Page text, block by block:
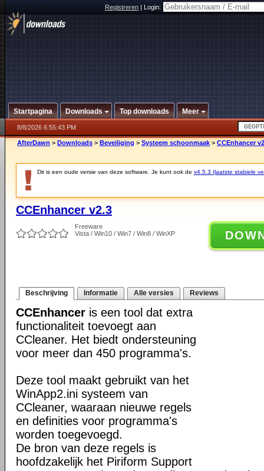
Registreren|Login:
Startpagina Downloads Top downloads Meer
8/8/2026 6:55:43 PM
AfterDawn > Downloads > Beveiliging > Systeem schoonmaak > CCEnhancer
Dit is een oude versie van deze software. Je kunt ook de v4.5.3 (laatste stabiele
CCEnhancer v2.3
Freeware
Vista / Win10 / Win7 / Win8 / WinXP
Beschrijving Informatie Alle versies Reviews
CCEnhancer is een tool dat extra
functionaliteit toevoegt aan
CCleaner. Het biedt ondersteuning
voor meer dan 450 programma's.
Deze tool maakt gebruikt van het
WinApp2.ini systeem van
CCleaner, waaraan nieuwe regels
en definities voor programma's
worden toegevoegd.
De bron van deze regels is
hoofdzakelijk het Piriform Support